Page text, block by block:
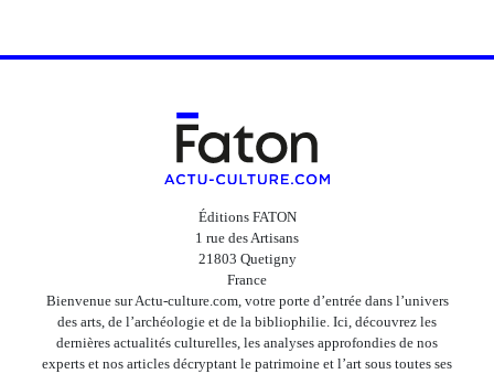
Éditions FATON
1 rue des Artisans
21803 Quetigny
France
Bienvenue sur Actu-culture.com, votre porte d’entrée dans l’univers
des arts, de l’archéologie et de la bibliophilie. Ici, découvrez les
dernières actualités culturelles, les analyses approfondies de nos
experts et nos articles décryptant le patrimoine et l’art sous toutes ses